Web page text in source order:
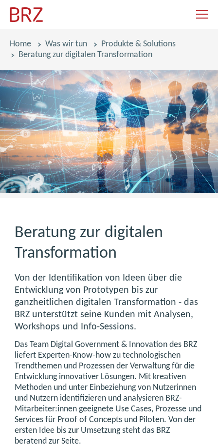
Pfadnavigation
Home Was wir tun
Produkte & Solutions
Beratung zur digitalen Transformation
Beratung zur digitalen
Transformation
Von der Identifikation von Ideen über die
Entwicklung von Prototypen bis zur
ganzheitlichen digitalen Transformation - das
BRZ unterstützt seine Kunden mit Analysen,
Workshops und Info-Sessions.
Das Team Digital Government & Innovation des BRZ
liefert Experten-Know-how zu technologischen
Trendthemen und Prozessen der Verwaltung für die
Entwicklung innovativer Lösungen. Mit kreativen
Methoden und unter Einbeziehung von Nutzerinnen
und Nutzern identifizieren und analysieren BRZ-
Mitarbeiter:innen geeignete Use Cases, Prozesse und
Services für Proof of Concepts und Piloten. Von der
ersten Idee bis zur Umsetzung steht das BRZ
beratend zur Seite.